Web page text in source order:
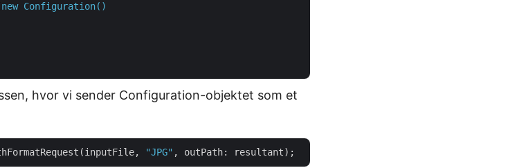
Configuration()
hvor vi sender Configuration-objektet som et
"JPG"